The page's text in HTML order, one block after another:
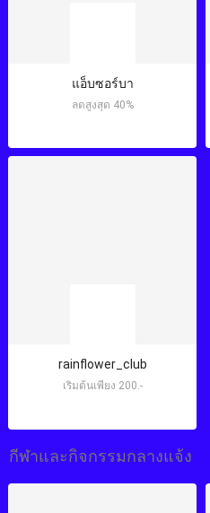
แอ็บซอร์บา
ลดสูงสุด 40%
rainflower_club
เริ่มต้นเพียง 200.-
กีฬาและกิจกรรมกลางแจ้ง